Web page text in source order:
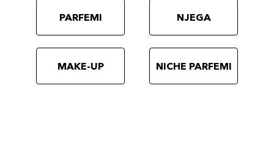
PARFEMI NJEGA
MAKE-UP NICHE PARFEMI